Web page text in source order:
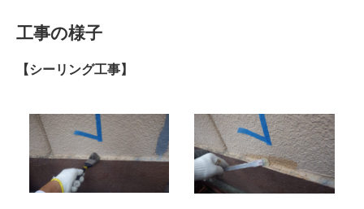
工事の様子
【シーリング工事】